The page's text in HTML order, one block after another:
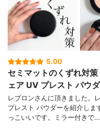
5.00
セミマットのくずれ対
ェア UV プレスト パウ
レブロンさんに頂きました。
プレスト パウダーを紹介しま
っこいいです。ミラー付きで…